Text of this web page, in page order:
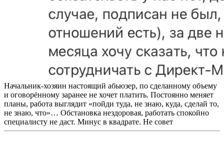
Начальник-хозяин настоящий абьюзер, по сделанному объему
и оговорённому заранее не хочет платить. Постоянно меняет
планы, работа выглядит «пойди туда, не знаю, куда, сделай то,
не знаю, что»… Обстановка нездоровая, работать спокойно
специалисту не даст. Минус в квадрате. Не совет